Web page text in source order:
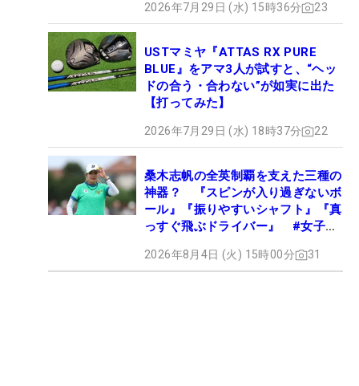
2026年7月29日 (水) 15時36分 23
USTマミヤ『ATTAS RX PURE
BLUE』をアマ3人が試すと、“ヘッ
ドの合う・合わない”が如実に出た
【打ってみた】
2026年7月29日 (水) 18時37分 22
桑木志帆の全英制覇を支えた三種の
神器？ 『スピンが入り過ぎないボ
ール』『振りやすいシャフト』『真
っすぐ飛ぶドライバー』 #女子プ
2026年8月4日 (火) 15時00分 31